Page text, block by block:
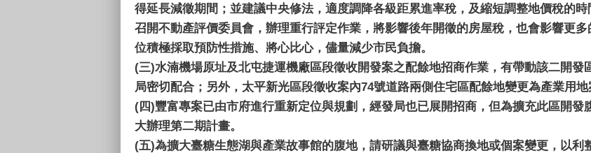
得延長減徵期間；並建議中央修法，適度調降各級距累進率稅，及縮短調整地價稅的
召開不動產評價委員會，辦理重行評定作業，將影響後年開徵的房屋稅，也會影響更
位積極採取預防性措施、將心比心，儘量減少市民負擔。
(三)水湳機場原址及北屯捷運機廠區段徵收開發案之配餘地招商作業，有帶動該二開
局密切配合；另外，太平新光區段徵收案內74號道路兩側住宅區配餘地變更為產業用地
(四)豐富專案已由市府進行重新定位與規劃，經發局也已展開招商，但為擴充此區開
大辦理第二期計畫。
(五)為擴大臺糖生態湖與產業故事館的腹地，請研議與臺糖協商換地或個案變更，以利